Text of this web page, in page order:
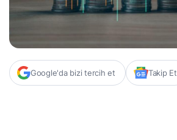
Google'da bizi tercih et Takip Et